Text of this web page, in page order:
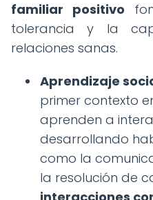
familiar positivo
tolerancia y la
relaciones sanas.
Aprendizaje
primer contexto
aprenden a
desarrollando
como la
la resolución de